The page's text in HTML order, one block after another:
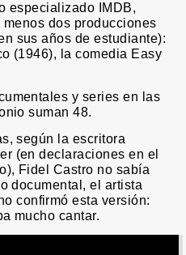
especializado IMDB,
dos producciones
sus años de estudiante):
(1946), la comedia Easy
y series en las
suman 48.
según la escritora
(en declaraciones en el
Fidel Castro no sabía
documental, el artista
confirmó esta versión:
mucho cantar.